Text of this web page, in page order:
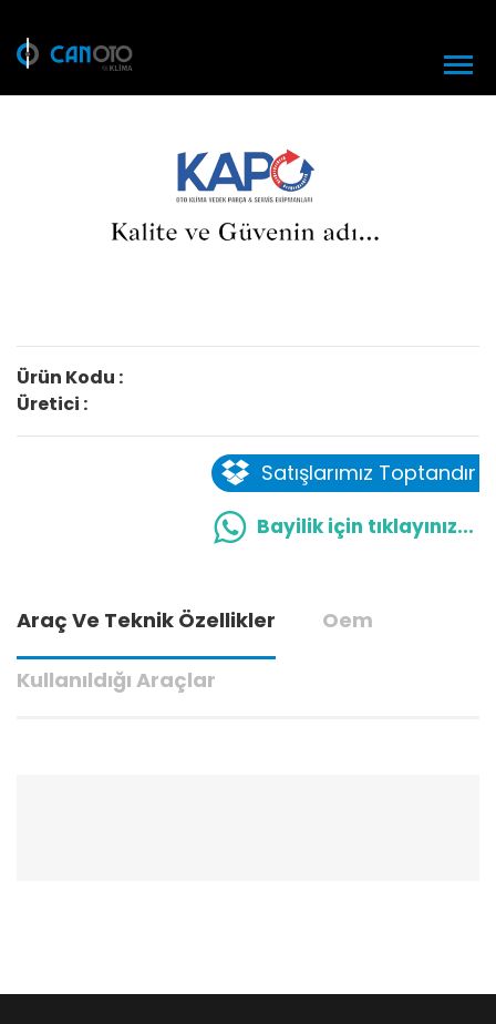
Ürün Kodu :
Üretici :
Satışlarımız Toptandır
Bayilik için tıklayınız...
Araç Ve Teknik Özellikler Oem
Kullanıldığı Araçlar